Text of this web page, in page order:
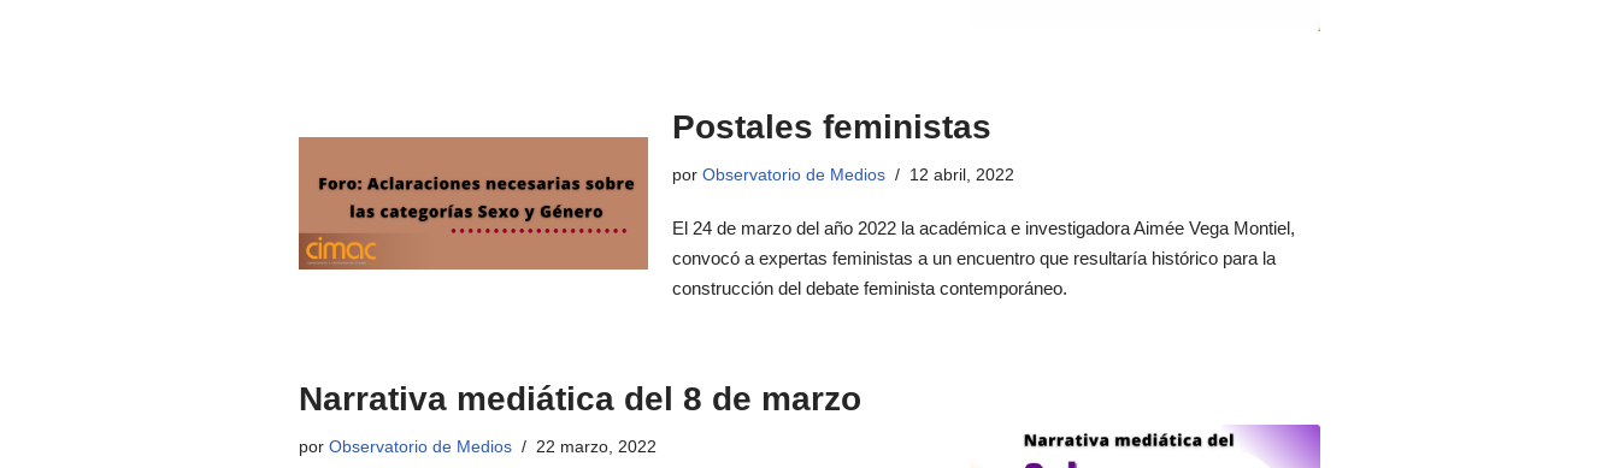
Postales feministas
por Observatorio de Medios 12 abril, 2022
El 24 de marzo del año 2022 la académica e investigadora Aimée Vega Montiel,
convocó a expertas feministas a un encuentro que resultaría histórico para la
construcción del debate feminista contemporáneo.
Narrativa mediática del 8 de marzo
porObservatorio de Medios 22 marzo, 2022